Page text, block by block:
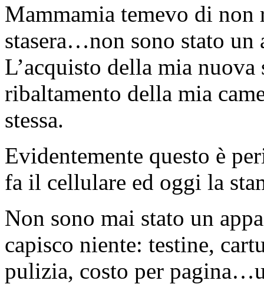
Mammamia temevo di
stasera…non sono stato
L’acquisto della mia nuova
ribaltamento della mia
stessa.
Evidentemente questo è
fa il cellulare ed oggi la
Non sono mai stato un
capisco niente: testine,
pulizia, costo per